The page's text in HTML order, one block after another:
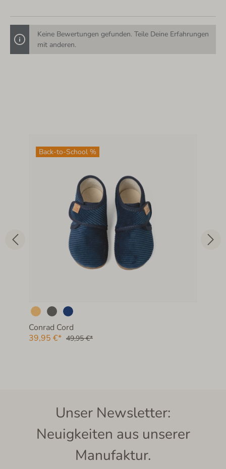
Keine Bewertungen gefunden. Teile Deine Erfahrungen
mit anderen.
Back-to-School %
Conrad Cord
39,95 €* 49,95 €*
Unser Newsletter:
Neuigkeiten aus unserer
Manufaktur.